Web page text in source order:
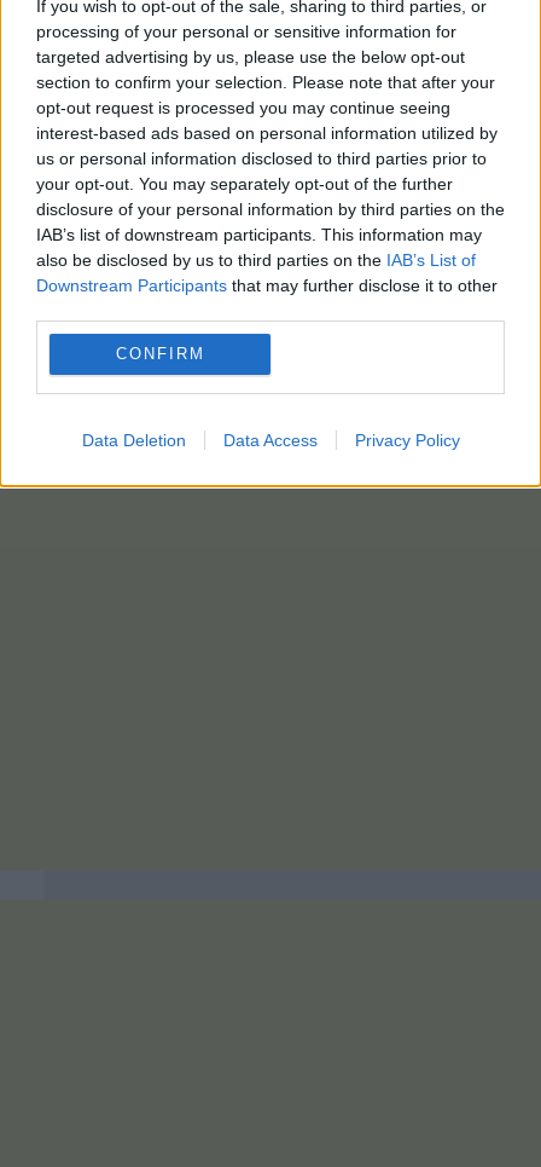
If you wish to opt-out of the sale, sharing to third parties, or
processing of your personal or sensitive information for
targeted advertising by us, please use the below opt-out
section to confirm your selection. Please note that after your
opt-out request is processed you may continue seeing
interest-based ads based on personal information utilized by
us or personal information disclosed to third parties prior to
your opt-out. You may separately opt-out of the further
disclosure of your personal information by third parties on the
IAB’s list of downstream participants. This information may
also be disclosed by us to third parties on the IAB’s List of
Downstream Participants that may further disclose it to other
CONFIRM
Data Deletion Data Access Privacy Policy